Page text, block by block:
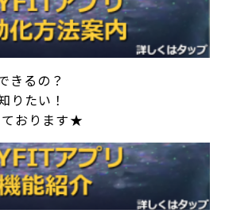
店舗情報・サービス
店舗へのお問い合わせ
JOYFIT YOGA
きるの？
りたい！
おります★